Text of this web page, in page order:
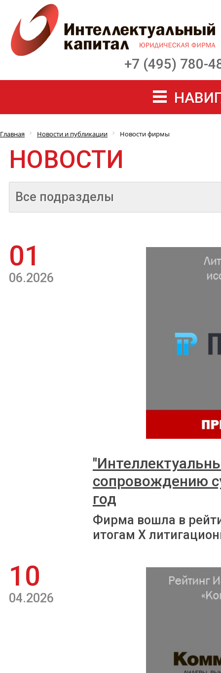
+7 (495) 780-
Главная Новости и публикации Новости фирмы
НОВОСТИ
01
06.2026
сопровождению
год
Фирма вошла в
итогам X
10
04.2026
Все подразделы